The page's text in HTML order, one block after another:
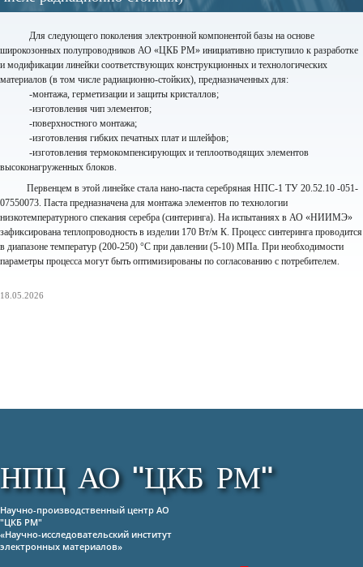
Для следующего поколения электронной компонентой базы на основе
широкозонных полупроводников АО «ЦКБ РМ» инициативно приступило к разработке
и модификации линейки соответствующих конструкционных и технологических
материалов (в том числе радиационно-стойких), предназначенных для:
-монтажа, герметизации и защиты кристаллов;
-изготовления чип элементов;
-поверхностного монтажа;
-изготовления гибких печатных плат и шлейфов;
-изготовления термокомпенсирующих и теплоотводящих элементов
высоконагруженных блоков.
Первенцем в этой линейке стала нано-паста серебряная НПС-1 ТУ 20.52.10 -051-
07550073. Паста предназначена для монтажа элементов по технологии
низкотемпературного спекания серебра (синтеринга). На испытаниях в АО «НИИМЭ»
зафиксирована теплопроводность в изделии 170 Вт/м К. Процесс синтеринга проводится
в диапазоне температур (200-250) °С при давлении (5-10) МПа. При необходимости
параметры процесса могут быть оптимизированы по согласованию с потребителем.
18.05.2026
НПЦ АО "ЦКБ РМ"
Научно-производственный центр АО
"ЦКБ РМ"
«Научно-исследовательский институт
электронных материалов»